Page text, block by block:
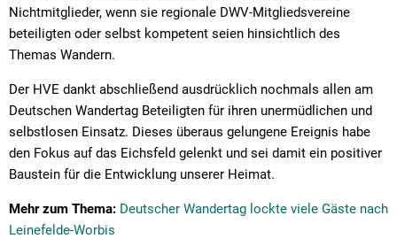
Nichtmitglieder, wenn sie regionale DWV-Mitgliedsvereine
beteiligten oder selbst kompetent seien hinsichtlich des
Themas Wandern.
Der HVE dankt abschließend ausdrücklich nochmals allen am
Deutschen Wandertag Beteiligten für ihren unermüdlichen und
selbstlosen Einsatz. Dieses überaus gelungene Ereignis habe
den Fokus auf das Eichsfeld gelenkt und sei damit ein positiver
Baustein für die Entwicklung unserer Heimat.
Mehr zum Thema: Deutscher Wandertag lockte viele Gäste nach
Leinefelde-Worbis